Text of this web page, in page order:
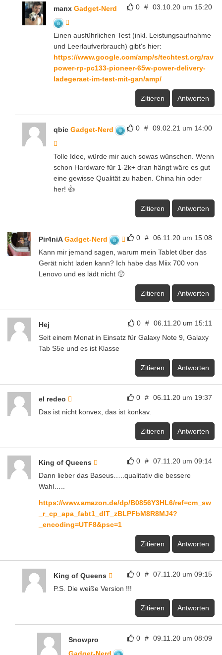
0 # 03.10.20 um 15:20
manx Gadget-Nerd
Einen ausführlichen Test (inkl. Leistungsaufnahme
und Leerlaufverbrauch) gibt's hier:
https://www.google.com/amp/s/techtest.org/rav
power-rp-pc133-pioneer-65w-power-delivery-
ladegeraet-im-test-mit-gan/amp/
Zitieren Antworten
0 # 09.02.21 um 14:00
qbic Gadget-Nerd
Tolle Idee, würde mir auch sowas wünschen. Wenn
schon Hardware für 1-2k+ dran hängt wäre es gut
eine gewisse Qualität zu haben. China hin oder
her! 👍
Zitieren Antworten
0 # 06.11.20 um 15:08
Pir4niAGadget-Nerd
Kann mir jemand sagen, warum mein Tablet über das
Gerät nicht laden kann? Ich habe das Miix 700 von
Lenovo und es lädt nicht 🙁
Zitieren Antworten
0 # 06.11.20 um 15:11
Hej
Seit einem Monat in Einsatz für Galaxy Note 9, Galaxy
Tab S5e und es ist Klasse
Zitieren Antworten
0 # 06.11.20 um 19:37
el redeo
Das ist nicht konvex, das ist konkav.
Zitieren Antworten
0 # 07.11.20 um 09:14
King of Queens
Dann lieber das Baseus…..qualitativ die bessere
Wahl…..
https://www.amazon.de/dp/B0856Y3HL6/ref=cm_sw
_r_cp_apa_fabt1_dlT_zBLPFbM8R8MJ4?
_encoding=UTF8&psc=1
Zitieren Antworten
0 # 07.11.20 um 09:15
King of Queens
P.S. Die weiße Version !!!
Zitieren Antworten
0 # 09.11.20 um 08:09
Snowpro